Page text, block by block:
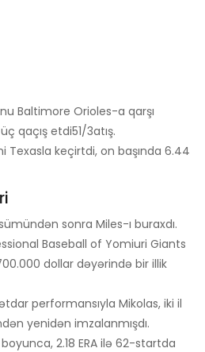
Baltimore Orioles-a qarşı
qaçış etdi51/3atış.
Texasla keçirtdi, on başında 6.44
sonra Miles-ı buraxdı.
Baseball of Yomiuri Giants
dollar dəyərində bir illik
performansıyla Mikolas, iki il
yenidən imzalanmışdı.
2.18 ERA ilə 62-startda